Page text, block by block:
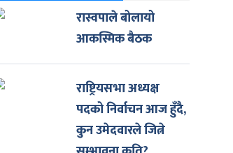
रास्वपाले बोलायो
आकस्मिक बैठक
राष्ट्रियसभा अध्यक्ष
पदको निर्वाचन आज हुँदै,
कुन उमेदवारले जित्ने